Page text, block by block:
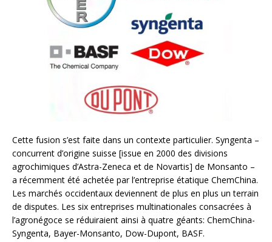
Cette fusion s’est faite dans un contexte particulier. Syngenta –
concurrent d’origine suisse [issue en 2000 des divisions
agrochimiques d’Astra-Zeneca et de Novartis] de Monsanto –
a récemment été achetée par l’entreprise étatique ChemChina.
Les marchés occidentaux deviennent de plus en plus un terrain
de disputes. Les six entreprises multinationales consacrées à
l’agronégoce se réduiraient ainsi à quatre géants: ChemChina-
Syngenta, Bayer-Monsanto, Dow-Dupont, BASF.